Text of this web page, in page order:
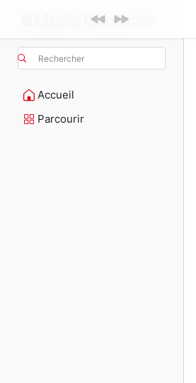
Rechercher
Accueil
Parcourir